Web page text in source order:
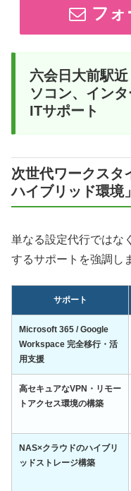
フォ
六会日大前駅
ソコン、イン
ITサポート
次世代ワークスタ
ハイブリッド環境
単なる設定代行ではな
するサポートを強調し
サポート
Microsoft 365 / Google
Workspace 完全移行・活
用支援
高セキュアなVPN・リモー
トアクセス環境の構築
NAS×クラウドのハイブリ
ッドストレージ構築